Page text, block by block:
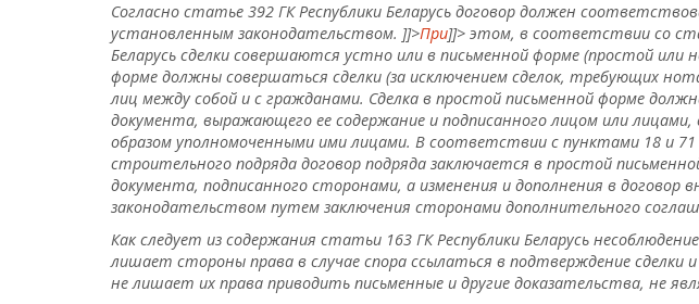
Согласно статье 392 ГК Республики Беларусь договор должен
установленным законодательством. ]]>При]]> этом, в соответствии со
Беларусь сделки совершаются устно или в письменной форме (простой или
форме должны совершаться сделки (за исключением сделок, требующих
лиц между собой и с гражданами. Сделка в простой письменной форме
документа, выражающего ее содержание и подписанного лицом или
образом уполномоченными ими лицами. В соответствии с пунктами 18 и 71
строительного подряда договор подряда заключается в простой
документа, подписанного сторонами, а изменения и дополнения в договор
законодательством путем заключения сторонами дополнительного
Как следует из содержания статьи 163 ГК Республики Беларусь
лишает стороны права в случае спора ссылаться в подтверждение сделки и
не лишает их права приводить письменные и другие доказательства, не